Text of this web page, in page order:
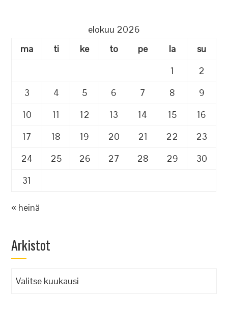
elokuu 2026
ma
ti ke to pe la
su
1
2
3
4 5 6 7 8
9
10
11 12 13 14 15
16
17
18 19 20 21 22
23
24
25 26 27 28 29
30
31
« heinä
Arkistot
Arkistot